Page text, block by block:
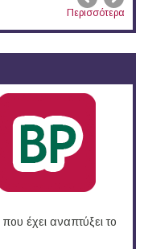
Περισσότερα
που έχει αναπτύξει το